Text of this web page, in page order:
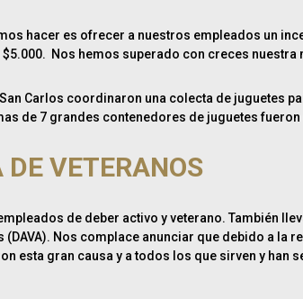
hacer es ofrecer a nuestros empleados un
Nos hemos superado con creces
Carlos coordinaron una colecta de juguetes
de 7 grandes contenedores de juguetes
DE VETERANOS
de deber activo y veterano. También
Nos complace anunciar que debido a la
esta gran causa y a todos los que sirven y han